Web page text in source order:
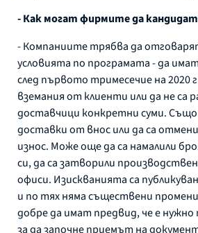
- Как могат фирмите да
- Компаниите трябва да
условията по програмата - да
след първото тримесечие на 2020
вземания от клиенти или да не са
доставчици конкретни суми. Също
доставки от внос или да са
износ. Може още да са намалили
си, да са затворили
офиси. Изискванията са
и по тях няма съществени
добре да имат предвид, че е нужно
за да започне приемът на